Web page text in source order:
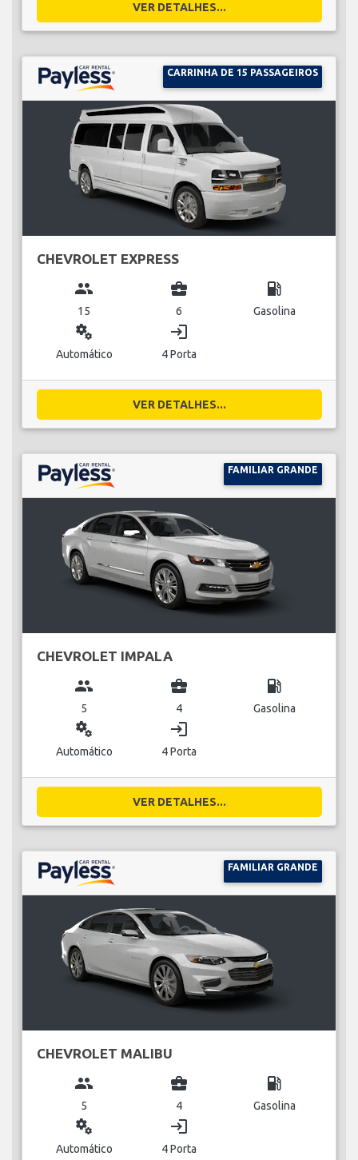
VER DETALHES...
CARRINHA DE 15 PASSAGEIROS
CHEVROLET EXPRESS
group
15
business_center
6
local_gas_station
Gasolina
miscellaneous_services
Automático
login
4 Porta
VER DETALHES...
FAMILIAR GRANDE
CHEVROLET IMPALA
group
5
business_center
4
local_gas_station
Gasolina
miscellaneous_services
Automático
login
4 Porta
VER DETALHES...
FAMILIAR GRANDE
CHEVROLET MALIBU
group
5
business_center
4
local_gas_station
Gasolina
miscellaneous_services
Automático
login
4 Porta